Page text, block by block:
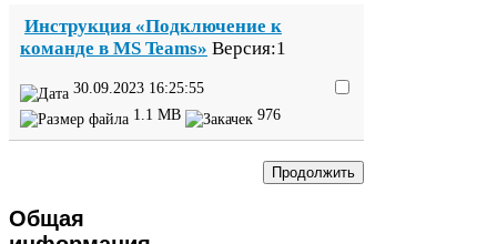
Инструкция «Подключение к
команде в MS Teams» Версия:1
30.09.2023 16:25:55
1 1 MB 976
Общая